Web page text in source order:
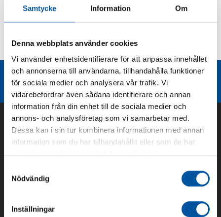
Samtycke Information Om
Denna webbplats använder cookies
Vi använder enhetsidentifierare för att anpassa innehållet
och annonserna till användarna, tillhandahålla funktioner
för sociala medier och analysera vår trafik. Vi
vidarebefordrar även sådana identifierare och annan
information från din enhet till de sociala medier och
annons- och analysföretag som vi samarbetar med.
Dessa kan i sin tur kombinera informationen med annan
information som du har tillhandahållit eller som de har
samlat in när du har använt deras tjänster.
Nödvändig
Inställningar
Kurvor
Liknande produktgrupper
Om oss